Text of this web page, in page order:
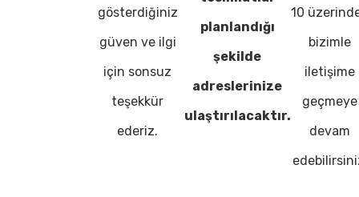
gösterdiğiniz
güven ve ilgi
için sonsuz
teşekkür
ederiz.
planlandığı
şekilde
adreslerinize
ulaştırılacaktır.
10
bizimle
iletişime
geçmeye
devam